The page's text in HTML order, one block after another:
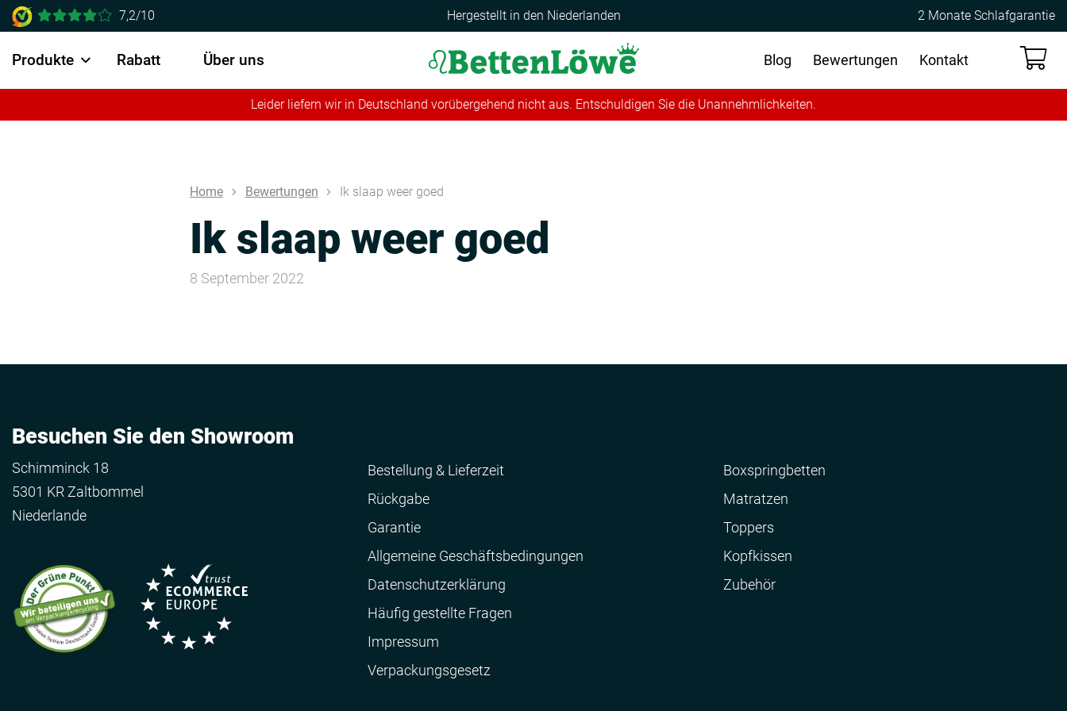
7,2/10 Hergestellt in den Niederlanden 2 Monate Schlafgarantie
Produkte Rabatt Über uns Kontakt
Bewertungen
Blog
Leider liefern wir in Deutschland vorübergehend nicht aus. Entschuldigen Sie die Unannehmlichkeiten.
Home Bewertungen Ik slaap weer goed
Ik slaap weer goed
8 September 2022
Besuchen Sie den Showroom
Schimminck 18
5301 KR Zaltbommel
Niederlande
Bestellung & Lieferzeit
Rückgabe
Garantie
Allgemeine Geschäftsbedingungen
Datenschutzerklärung
Häufig gestellte Fragen
Impressum
Verpackungsgesetz
Boxspringbetten
Matratzen
Toppers
Kopfkissen
Zubehör